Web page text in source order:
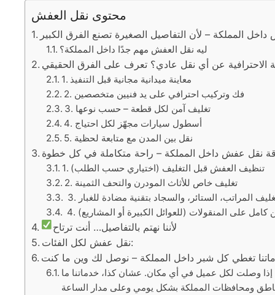
محتوى نقل العفش
المملكة – لأن التفاصيل الصغيرة تصنع الفرق الكبير
ليه نقل العفش مهم جدًا داخل المملكة؟
عن أي نقل عادي؟ تعرف على الفرق الحقيقي
1. معاينة ميدانية مجانية قبل التنفيذ
2. فك وتركيب احترافي على يد فنيين متخصصين
3. تغليف آمن لكل قطعة – حسب نوعها
4. أسطول سيارات مجهّز لكل احتياج
5. نقل بين المدن مع متابعة لحظية
نقل عفش داخل المملكة – راحة متكاملة في كل خطوة
1. تنظيف العفش قبل التغليف (اختياري حسب الطلب)
2. تغليف خاص للأثاث المودرن والتحف الثمينة
تغليف المراتب، الستائر، والسجاد بتقنية مضادة للغبار
كامل على المنقولات (للعوائل الكبيرة أو المشاريع)
لأننا نهتم بالتفاصيل… أنت ترتاح
نقل عفش لكل الفئات:
وصلت لكل عميل في أي مكان. عشان كذا، خدماتنا ما